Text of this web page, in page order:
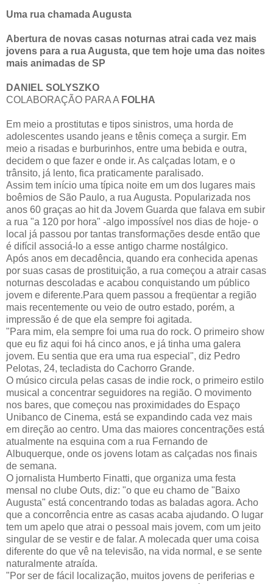
Uma rua chamada Augusta
Abertura de novas casas noturnas atrai cada vez mais
jovens para a rua Augusta, que tem hoje uma das noites
mais animadas de SP
DANIEL SOLYSZKO
COLABORAÇÃO PARA A FOLHA
Em meio a prostitutas e tipos sinistros, uma horda de
adolescentes usando jeans e tênis começa a surgir. Em
meio a risadas e burburinhos, entre uma bebida e outra,
decidem o que fazer e onde ir. As calçadas lotam, e o
trânsito, já lento, fica praticamente paralisado.
Assim tem início uma típica noite em um dos lugares mais
boêmios de São Paulo, a rua Augusta. Popularizada nos
anos 60 graças ao hit da Jovem Guarda que falava em subir
a rua "a 120 por hora" -algo impossível nos dias de hoje- o
local já passou por tantas transformações desde então que
é difícil associá-lo a esse antigo charme nostálgico.
Após anos em decadência, quando era conhecida apenas
por suas casas de prostituição, a rua começou a atrair casas
noturnas descoladas e acabou conquistando um público
jovem e diferente.Para quem passou a freqüentar a região
mais recentemente ou veio de outro estado, porém, a
impressão é de que ela sempre foi agitada.
"Para mim, ela sempre foi uma rua do rock. O primeiro show
que eu fiz aqui foi há cinco anos, e já tinha uma galera
jovem. Eu sentia que era uma rua especial", diz Pedro
Pelotas, 24, tecladista do Cachorro Grande.
O músico circula pelas casas de indie rock, o primeiro estilo
musical a concentrar seguidores na região. O movimento
nos bares, que começou nas proximidades do Espaço
Unibanco de Cinema, está se expandindo cada vez mais
em direção ao centro. Uma das maiores concentrações está
atualmente na esquina com a rua Fernando de
Albuquerque, onde os jovens lotam as calçadas nos finais
de semana.
O jornalista Humberto Finatti, que organiza uma festa
mensal no clube Outs, diz: "o que eu chamo de "Baixo
Augusta" está concentrando todas as baladas agora. Acho
que a concorrência entre as casas acaba ajudando. O lugar
tem um apelo que atrai o pessoal mais jovem, com um jeito
singular de se vestir e de falar. A molecada quer uma coisa
diferente do que vê na televisão, na vida normal, e se sente
naturalmente atraída.
"Por ser de fácil localização, muitos jovens de periferias e